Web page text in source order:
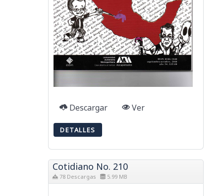
Descargar Ver
DETALLES
Cotidiano No. 210
78 Descargas 5.99 MB